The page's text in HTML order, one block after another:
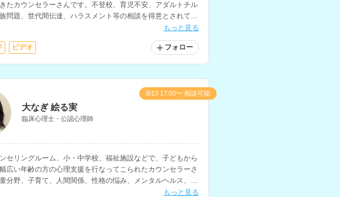
たカウンセラーさんです。不登校、育児不安、アダルトチル
問題、世代間伝達、ハラスメント等の相談を得意とされてい
もっと見る
ビデオ フォロー
大なぎ 絵る実
臨床心理士・公認心理師
セリングルーム、小・中学校、福祉施設などで、子どもから
広い年齢の方の心理支援を行なってこられたカウンセラーさ
分野、子育て、人間関係、性格の悩み、メンタルヘルス、う
もっと見る
8/13 17:00〜 相談可能